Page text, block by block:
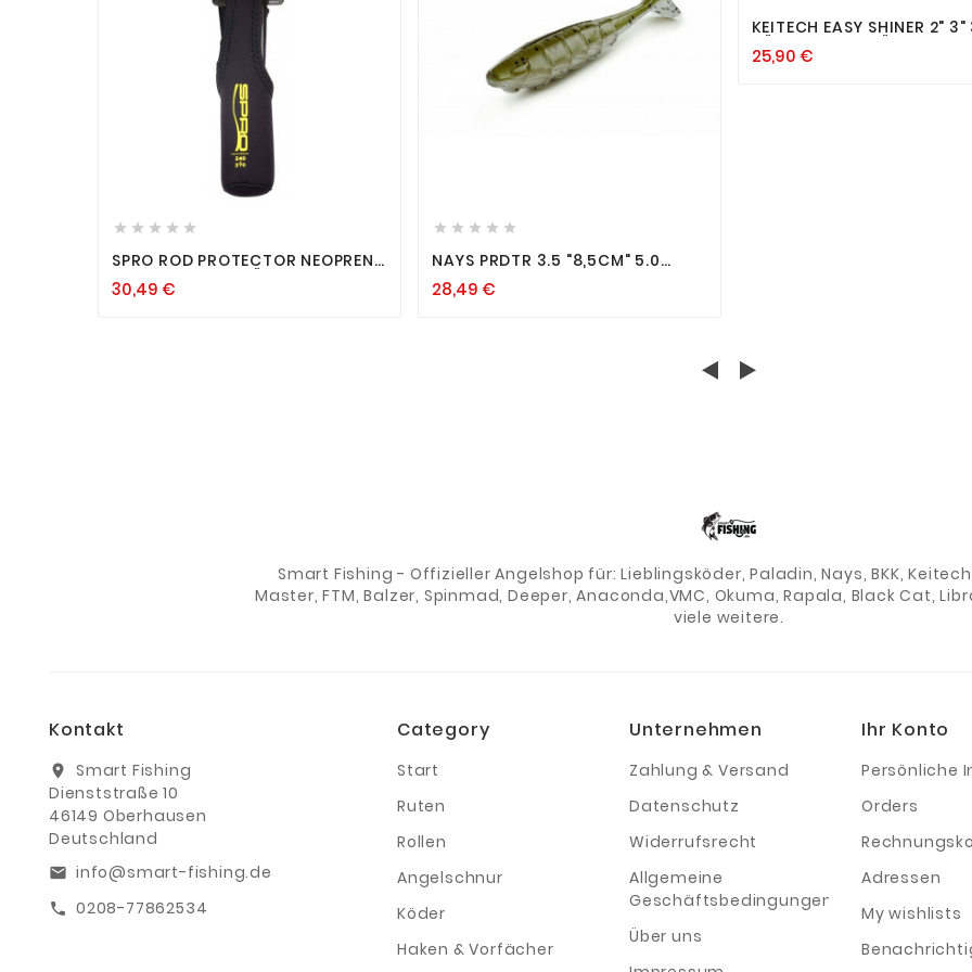
 
    
SPRO ROD PROTECTOR NEOPREN
RUTEN SCHUTZ HÜLLE TASCHE
FUTTERAL
30,49 €
    
NAYS PRDTR 3.5 "8,5CM" 5.0
"12,5CM" GUMMIFISCHE HECHT
KÖDER FISCH DUSTIN
28,49 €
KEITECH EASY SHINER 2" 3"
ZANDER HECHT BARSCH
25,90 €
Smart Fishing - Offizieller Angelshop für: Lieblingsköder, Paladin, Nays, BKK,
Master, FTM, Balzer, Spinmad, Deeper, Anaconda,VMC, Okuma, Rapala, Black Cat,
viele weitere.
Kontakt
location_on
Smart Fishing
Dienststraße 10
46149 Oberhausen
Deutschland
email info@smart-fishing.de
call 0208-77862534
Category
Start
Ruten
Rollen
Angelschnur
Köder
Haken & Vorfächer
Unternehmen
Zahlung & Versand
Datenschutz
Widerrufsrecht
Allgemeine
Geschäftsbedingungen
Über uns
Ihr Konto
Persönliche
Orders
Adressen
My wishlists